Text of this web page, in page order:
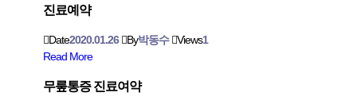
진료예약
Date2020.01.26 By박동수 Views1
Read More
무뤂통증 진료여약